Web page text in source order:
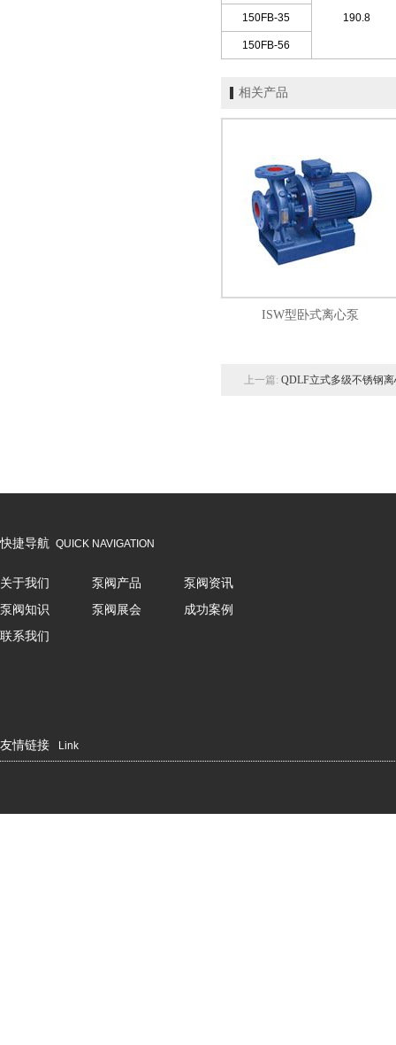
190.8
150FB-35
150FB-56
相关产品
ISW型卧式离心泵
上一篇: QDLF立式多级不锈钢
快捷导航 QUICK NAVIGATION
关于我们 泵阀产品
泵阀资讯
泵阀知识
泵阀展会
成功案例
联系我们
友情链接 Link